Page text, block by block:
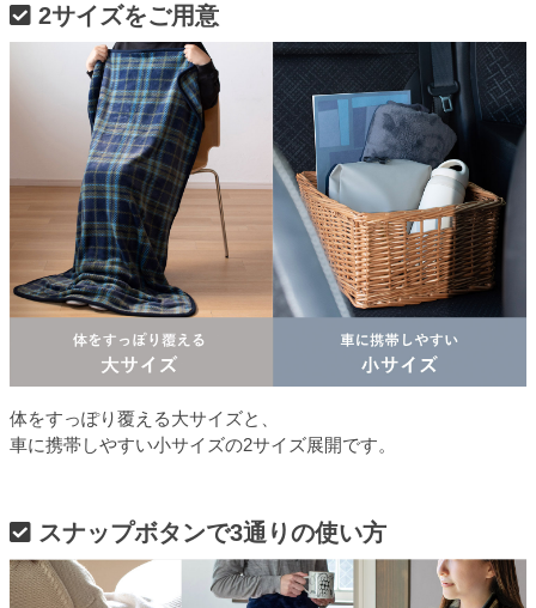
2サイズをご用意
体をすっぽり覆える大サイズと、
車に携帯しやすい小サイズの2サイズ展開です。
スナップボタンで3通りの使い方